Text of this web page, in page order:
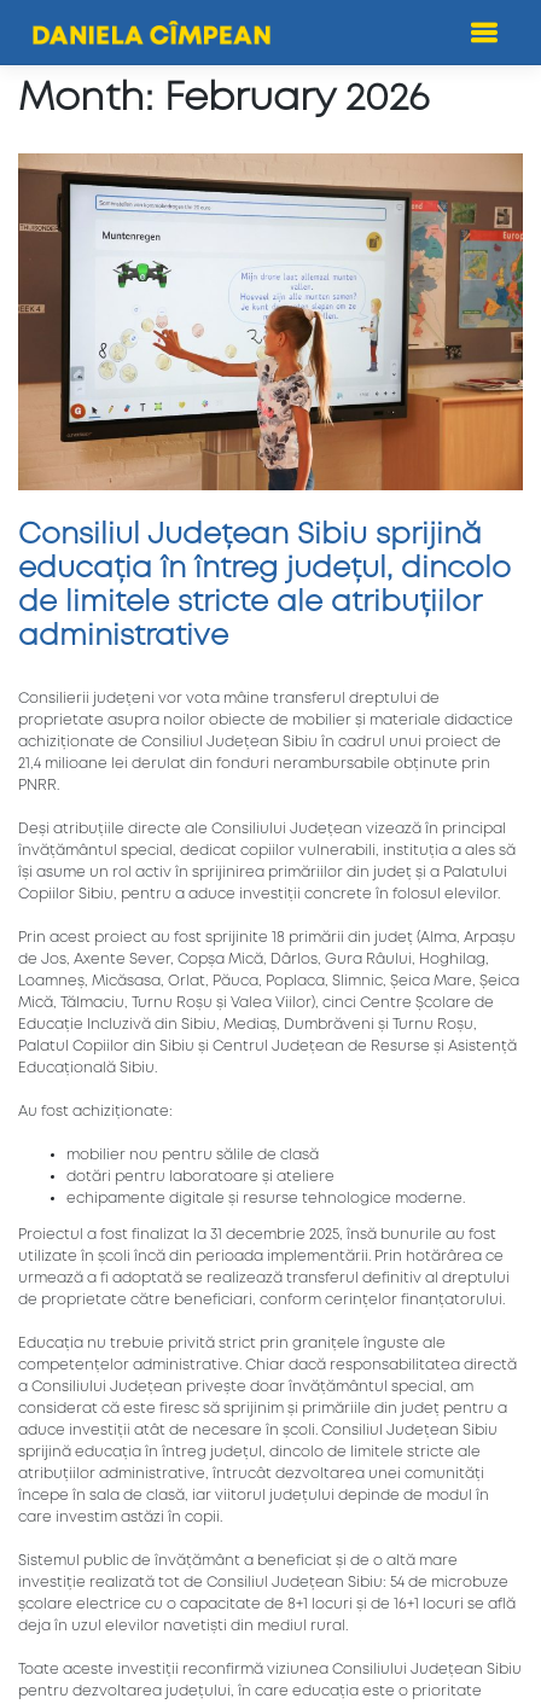
Month: February 2026
Consiliul Județean Sibiu sprijină
educația în întreg județul, dincolo
de limitele stricte ale atribuțiilor
administrative
Consilierii județeni vor vota mâine transferul dreptului de
proprietate asupra noilor obiecte de mobilier și materiale didactice
achiziționate de Consiliul Județean Sibiu în cadrul unui proiect de
21,4 milioane lei derulat din fonduri nerambursabile obținute prin
PNRR.
Deși atribuțiile directe ale Consiliului Județean vizează în principal
învățământul special, dedicat copiilor vulnerabili, instituția a ales să
își asume un rol activ în sprijinirea primăriilor din județ și a Palatului
Copiilor Sibiu, pentru a aduce investiții concrete în folosul elevilor.
Prin acest proiect au fost sprijinite 18 primării din județ (Alma, Arpașu
de Jos, Axente Sever, Copșa Mică, Dârlos, Gura Râului, Hoghilag,
Loamneș, Micăsasa, Orlat, Păuca, Poplaca, Slimnic, Șeica Mare, Șeica
Mică, Tălmaciu, Turnu Roșu și Valea Viilor), cinci Centre Școlare de
Educație Incluzivă din Sibiu, Mediaș, Dumbrăveni și Turnu Roșu,
Palatul Copiilor din Sibiu și Centrul Județean de Resurse și Asistență
Educațională Sibiu.
Au fost achiziționate:
mobilier nou pentru sălile de clasă
dotări pentru laboratoare și ateliere
echipamente digitale și resurse tehnologice moderne.
Proiectul a fost finalizat la 31 decembrie 2025, însă bunurile au fost
utilizate în școli încă din perioada implementării. Prin hotărârea ce
urmează a fi adoptată se realizează transferul definitiv al dreptului
de proprietate către beneficiari, conform cerințelor finanțatorului.
Educația nu trebuie privită strict prin granițele înguste ale
competențelor administrative. Chiar dacă responsabilitatea directă
a Consiliului Județean privește doar învățământul special, am
considerat că este firesc să sprijinim și primăriile din județ pentru a
aduce investiții atât de necesare în școli. Consiliul Județean Sibiu
sprijină educația în întreg județul, dincolo de limitele stricte ale
atribuțiilor administrative, întrucât dezvoltarea unei comunități
începe în sala de clasă, iar viitorul județului depinde de modul în
care investim astăzi în copii.
Sistemul public de învățământ a beneficiat și de o altă mare
investiție realizată tot de Consiliul Județean Sibiu: 54 de microbuze
școlare electrice cu o capacitate de 8+1 locuri și de 16+1 locuri se află
deja în uzul elevilor navetiști din mediul rural.
Toate aceste investiții reconfirmă viziunea Consiliului Județean Sibiu
pentru dezvoltarea județului, în care educația este o prioritate